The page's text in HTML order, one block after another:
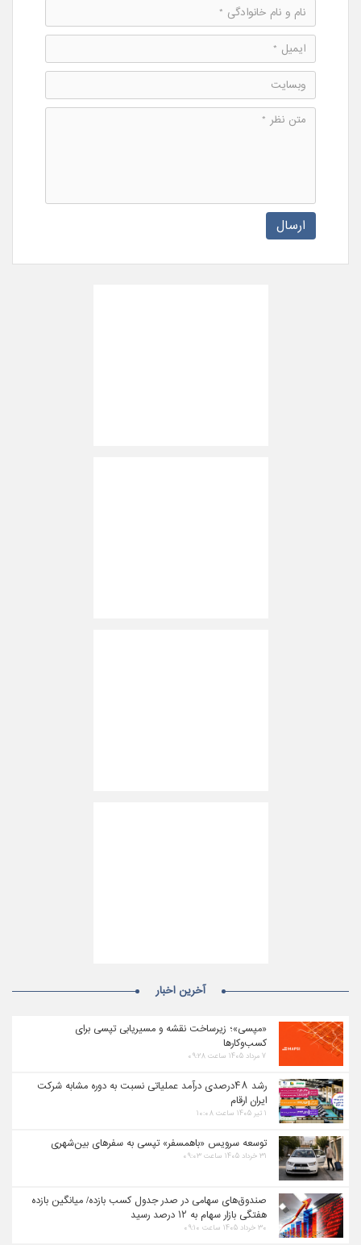
ارسال
آخرین اخبار
«مپسی»؛ زیرساخت نقشه و مسیریابی تپسی برای
کسب‌وکارها
۷ مرداد ۱۴۰۵ ساعت ۰۹:۲۸
رشد ۴۸درصدی درآمد عملیاتی نسبت به دوره مشابه شرکت
ایران ارقام
۱ تیر ۱۴۰۵ ساعت ۱۰:۰۸
توسعه سرویس «باهمسفر» تپسی به سفرهای بین‌شهری
۳۱ خرداد ۱۴۰۵ ساعت ۰۹:۰۳
صندوق‌های سهامی در صدر جدول کسب بازده/ میانگین بازده
هفتگی بازار سهام به ۱۲ درصد رسید
۳۰ خرداد ۱۴۰۵ ساعت ۰۹:۱۰